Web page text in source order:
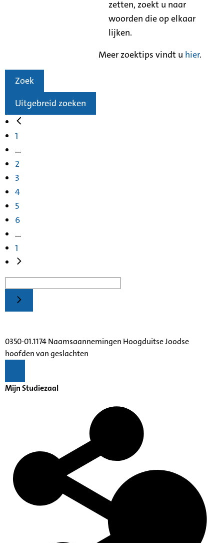
zetten, zoekt u naar
woorden die op elkaar
lijken.
Meer zoektips vindt u hier.
Zoek
Uitgebreid zoeken
1
...
2
3
4
5
6
...
1
0350-01.1174 Naamsaannemingen Hoogduitse Joodse
hoofden van geslachten
Mijn Studiezaal